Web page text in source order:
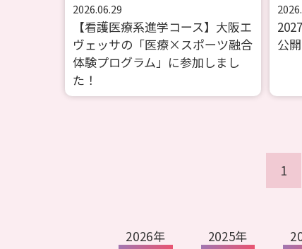
2026.06.29
【看護医療系進学コース】大阪エ
ヴェッサの「医療×スポーツ融合
体験プログラム」に参加しまし
た！
公開
1
2026年 2025年